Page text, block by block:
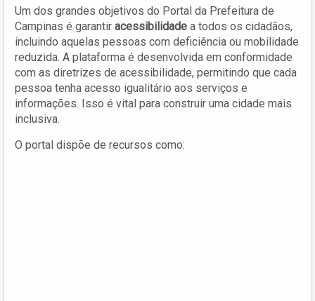
Um dos grandes objetivos do Portal da Prefeitura de
Campinas é garantir acessibilidade a todos os cidadãos,
incluindo aquelas pessoas com deficiência ou mobilidade
reduzida. A plataforma é desenvolvida em conformidade
com as diretrizes de acessibilidade, permitindo que cada
pessoa tenha acesso igualitário aos serviços e
informações. Isso é vital para construir uma cidade mais
inclusiva.
O portal dispõe de recursos como: